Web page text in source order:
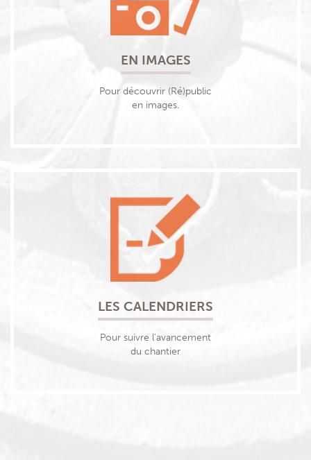
EN IMAGES
Pour découvrir (Ré)public
en images.
LES CALENDRIERS
Pour suivre l'avancement
du chantier